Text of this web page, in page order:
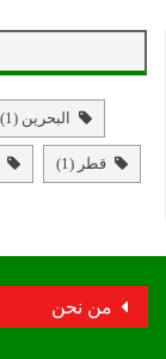
البحرين (1)
قطر (1)
من نحن